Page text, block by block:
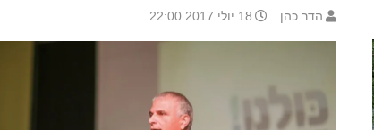
הדר כהן 18 יולי 2017 22:00